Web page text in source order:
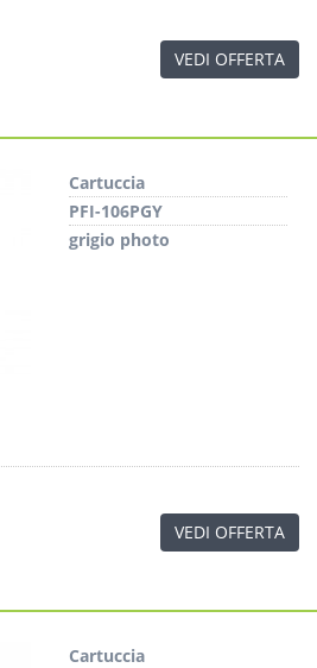
VEDI OFFERTA
Cartuccia
PFI-106PGY
grigio photo
VEDI OFFERTA
Cartuccia